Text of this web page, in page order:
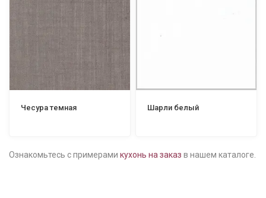
Чесура темная Шарли белый
Ознакомьтесь с примерами кухонь на заказ в нашем каталоге.